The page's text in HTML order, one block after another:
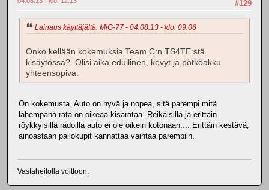
#129
Lainaus käyttäjältä: MiG-77 - 04.08.13 - klo: 09.06
Onko kellään kokemuksia Team C:n TS4TE:stä
kisäytössä?. Olisi aika edullinen, kevyt ja pötköakku
yhteensopiva.
On kokemusta. Auto on hyvä ja nopea, sitä parempi mitä
lähempänä rata on oikeaa kisarataa. Reikäisillä ja erittäin
röykkyisillä radoilla auto ei ole oikein kotonaan.... Erittäin kestävä,
ainoastaan pallokupit kannattaa vaihtaa parempiin.
Vastaheitolla voittoon.